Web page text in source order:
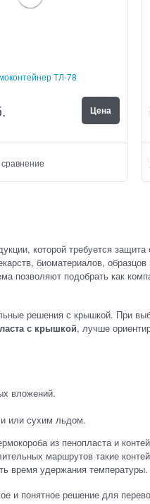
ТЛ-78
Цена
которой требуется
биоматериалов,
позволяют подобрать как
решения с крышкой. При
с крышкой, лучше
вложений.
или сухим льдом.
из пенопласта и
маршрутов такие
время удержания температуры.
и понятное решение для